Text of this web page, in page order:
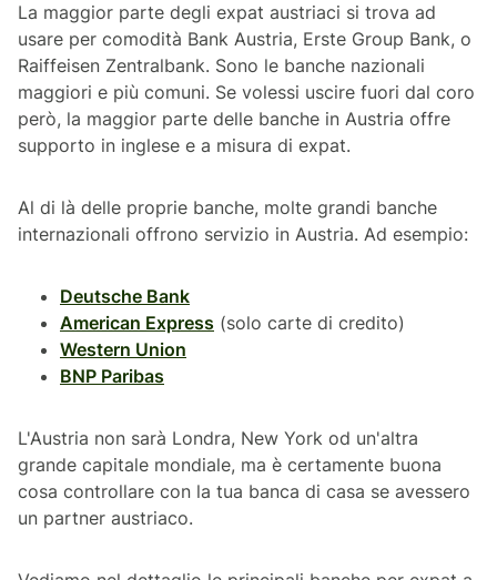
La maggior parte degli expat austriaci si trova ad
usare per comodità Bank Austria, Erste Group Bank, o
Raiffeisen Zentralbank. Sono le banche nazionali
maggiori e più comuni. Se volessi uscire fuori dal coro
però, la maggior parte delle banche in Austria offre
supporto in inglese e a misura di expat.
Al di là delle proprie banche, molte grandi banche
internazionali offrono servizio in Austria. Ad esempio:
Deutsche Bank
American Express (solo carte di credito)
Western Union
BNP Paribas
L'Austria non sarà Londra, New York od un'altra
grande capitale mondiale, ma è certamente buona
cosa controllare con la tua banca di casa se avessero
un partner austriaco.